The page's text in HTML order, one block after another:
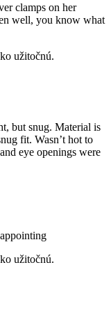
clamps on her
well, you know what
užitočnú.
but snug. Material is
fit. Wasn’t hot to
eye openings were
užitočnú.